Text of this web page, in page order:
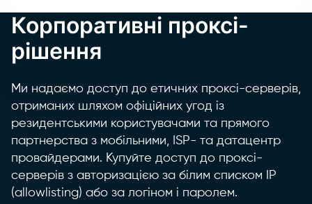
Корпоративні проксі-
рішення
Ми надаємо доступ до етичних проксі-серверів,
отриманих шляхом офіційних угод із
резидентськими користувачами та прямого
партнерства з мобільними, ISP- та датацентр
провайдерами. Купуйте доступ до проксі-
серверів з авторизацією за білим списком IP
(allowlisting) або за логіном і паролем.